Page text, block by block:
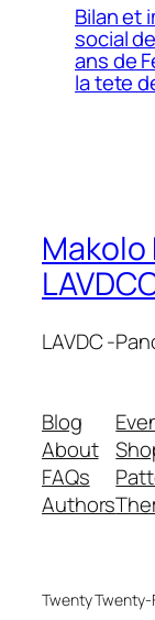
Bilan et
social
ans de
la tete
LAVDC -
Blog
About
FAQs
Authors
Twenty Twenty-